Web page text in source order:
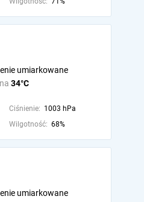
34°C
umiarkowane
Ciśnienie: 1003 hPa
Wilgotność: 68%
umiarkowane